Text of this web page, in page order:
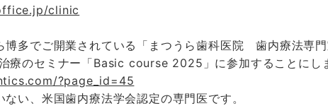
clinic
博多でご開業されている「まつうら歯科医院 歯内療法専
療のセミナー「Basic course 2025」に参加することにし
?page_id=45
い、米国歯内療法学会認定の専門医です。